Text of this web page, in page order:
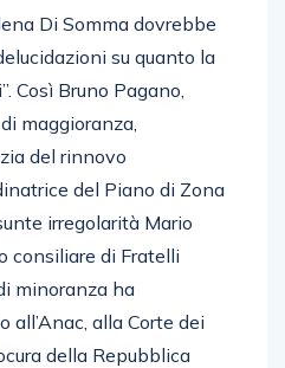
Di Somma dovrebbe
su quanto la
Così Bruno Pagano,
maggioranza,
del rinnovo
del Piano di Zona
irregolarità Mario
consiliare di Fratelli
minoranza ha
all’Anac, alla Corte dei
della Repubblica